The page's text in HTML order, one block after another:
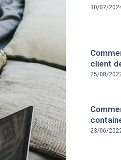
30/07/
client
25/08/
23/06/